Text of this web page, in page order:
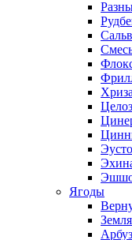
Ягоды
Арбуз